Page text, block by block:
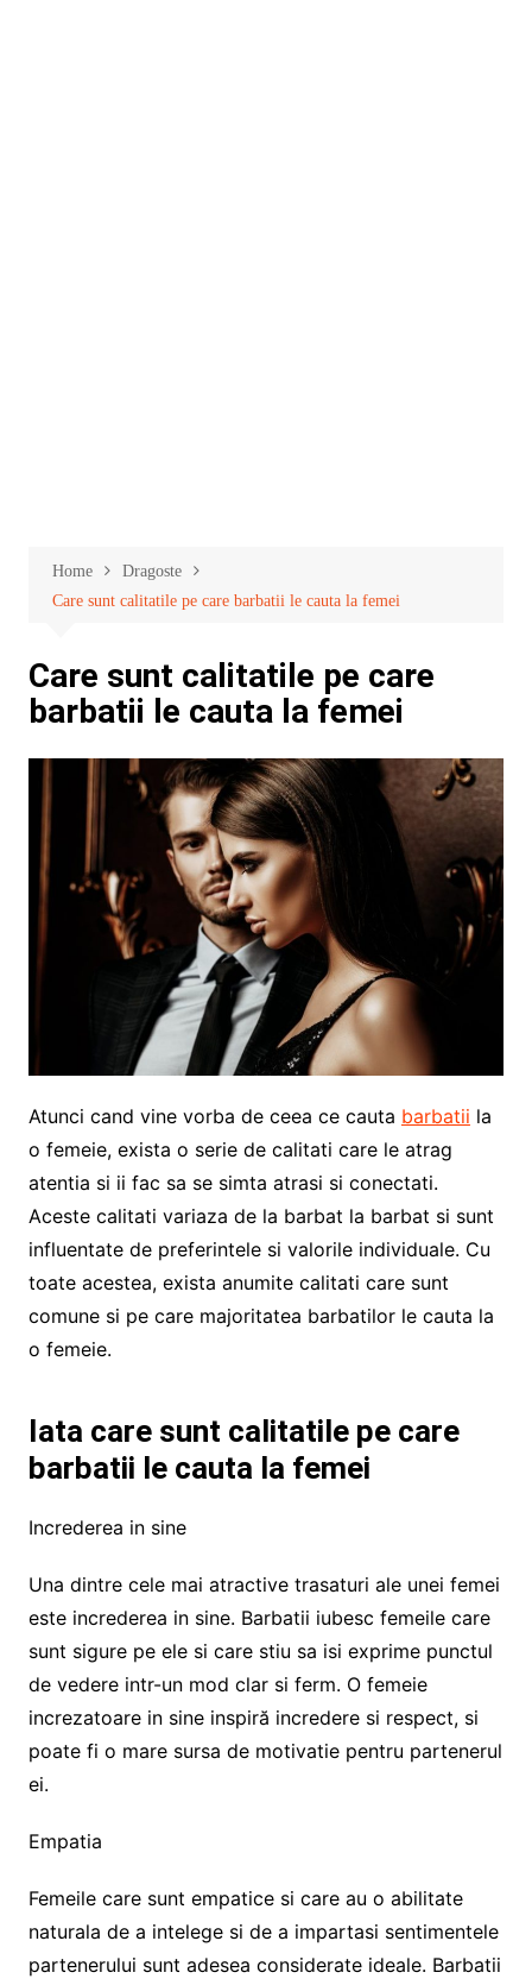
Home
Dragoste
Care sunt calitatile pe care barbatii le cauta la femei
Care sunt calitatile pe care
barbatii le cauta la femei
Atunci cand vine vorba de ceea ce cauta barbatii la
o femeie, exista o serie de calitati care le atrag
atentia si ii fac sa se simta atrasi si conectati.
Aceste calitati variaza de la barbat la barbat si sunt
influentate de preferintele si valorile individuale. Cu
toate acestea, exista anumite calitati care sunt
comune si pe care majoritatea barbatilor le cauta la
o femeie.
Iata care sunt calitatile pe care
barbatii le cauta la femei
Increderea in sine
Una dintre cele mai atractive trasaturi ale unei femei
este increderea in sine. Barbatii iubesc femeile care
sunt sigure pe ele si care stiu sa isi exprime punctul
de vedere intr-un mod clar si ferm. O femeie
increzatoare in sine inspiră incredere si respect, si
poate fi o mare sursa de motivatie pentru partenerul
ei.
Empatia
Femeile care sunt empatice si care au o abilitate
naturala de a intelege si de a impartasi sentimentele
partenerului sunt adesea considerate ideale. Barbatii